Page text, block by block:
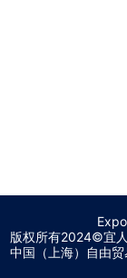
版权所有2024©宜
中国（上海）自由